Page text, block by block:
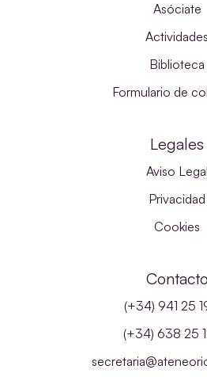
Asóciate
Actividades
Biblioteca
Formulario de
Legales
Aviso Legal
Privacidad
Cookies
Contacto
(+34) 941 25
(+34) 638 25